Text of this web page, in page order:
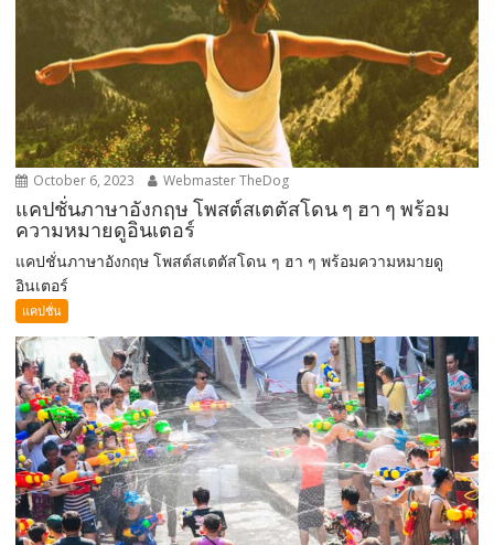
October 6, 2023 Webmaster TheDog
แคปชั่นภาษาอังกฤษ โพสต์สเตตัสโดน ๆ ฮา ๆ พร้อม
ความหมายดูอินเตอร์
แคปชั่นภาษาอังกฤษ โพสต์สเตตัสโดน ๆ ฮา ๆ พร้อมความหมายดู
อินเตอร์
แคปชั่น